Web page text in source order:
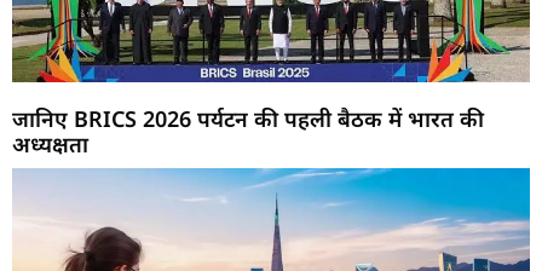
जानिए BRICS 2026 पर्यटन की पहली बैठक में भारत की
अध्यक्षता